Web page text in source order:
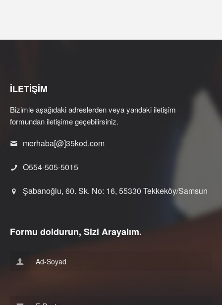
İLETİŞİM
Bizimle aşağıdaki adreslerden veya yandaki iletişim
formundan iletişime geçebilirsiniz.
merhaba[@]35kod.com
O554-505-5015
Şabanoğlu, 60. Sk. No: 16, 55330 Tekkeköy/Samsun
Formu doldurun, Sizi Arayalım.